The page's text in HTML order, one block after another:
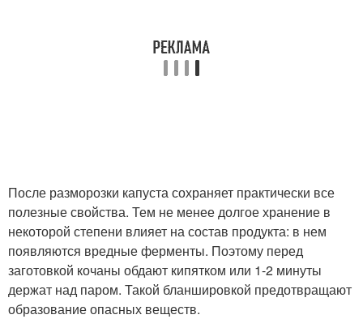
После разморозки капуста сохраняет практически все
полезные свойства. Тем не менее долгое хранение в
некоторой степени влияет на состав продукта: в нем
появляются вредные ферменты. Поэтому перед
заготовкой кочаны обдают кипятком или 1-2 минуты
держат над паром. Такой бланшировкой предотвращают
образование опасных веществ.